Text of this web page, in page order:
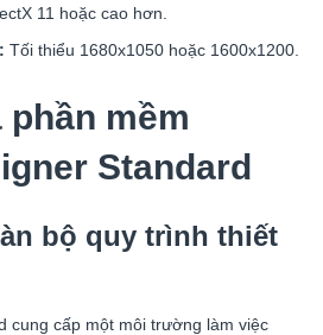
11 hoặc cao hơn.
Tối thiểu 1680x1050 hoặc 1600x1200.
mềm
Standard
bộ quy trình thiết
cung cấp một môi trường làm việc